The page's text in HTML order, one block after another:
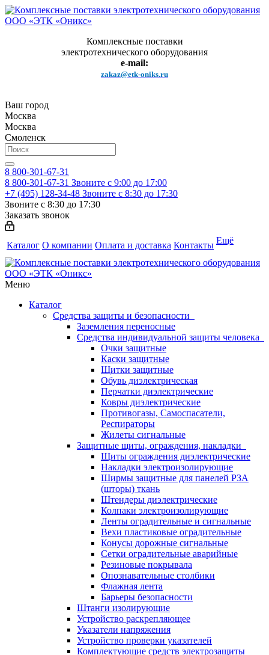
Комплексные поставки
электротехнического оборудования
e-mail:
zakaz@etk-oniks.ru
Ваш город
Москва
Москва
Смоленск
8 800-301-67-31
8 800-301-67-31 Звоните с 9:00 до 17:00
+7 (495) 128-34-48 Звоните с 8:30 до 17:30
Звоните с 8:30 до 17:30
Заказать звонок
Каталог О компании Оплата и доставка Контакты Ещё
Меню
Каталог
Средства защиты и безопасности
Заземления переносные
Средства индивидуальной защиты человека
Очки защитные
Каски защитные
Щитки защитные
Обувь диэлектрическая
Перчатки диэлектрические
Ковры диэлектрические
Противогазы, Самоспасатели,
Респираторы
Жилеты сигнальные
Защитные щиты, ограждения, накладки
Щиты ограждения диэлектрические
Накладки электроизолирующие
Ширмы защитные для панелей РЗА
(шторы) ткань
Штендеры диэлектрические
Колпаки электроизолирующие
Ленты оградительные и сигнальные
Вехи пластиковые оградительные
Конусы дорожные сигнальные
Сетки оградительные аварийные
Резиновые покрывала
Опознавательные столбики
Флажная лента
Барьеры безопасности
Штанги изолирующие
Устройство раскрепляющее
Указатели напряжения
Устройство проверки указателей
Комплектующие средств электрозащиты